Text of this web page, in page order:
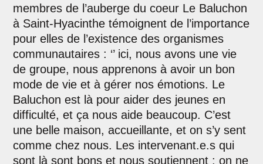
membres de l’auberge du coeur Le Baluchon
à Saint-Hyacinthe témoignent de l’importance
pour elles de l’existence des organismes
communautaires : ‘’ ici, nous avons une vie
de groupe, nous apprenons à avoir un bon
mode de vie et à gérer nos émotions. Le
Baluchon est là pour aider des jeunes en
difficulté, et ça nous aide beaucoup. C’est
une belle maison, accueillante, et on s’y sent
comme chez nous. Les intervenant.e.s qui
sont là sont bons et nous soutiennent : on ne